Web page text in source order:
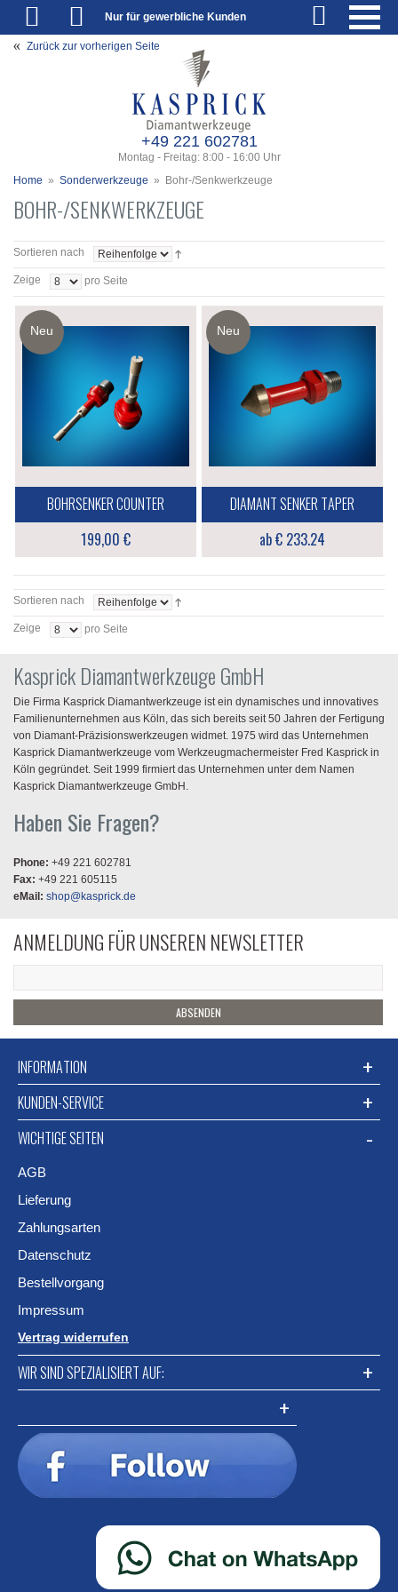
Nur für gewerbliche Kunden
+49 221 602781
Montag - Freitag: 8:00 - 16:00 Uhr
Home » Sonderwerkzeuge » Bohr-/Senkwerkzeuge
Zurück zur vorherigen Seite
BOHR-/SENKWERKZEUGE
Sortieren nach
Zeige pro Seite
Neu
BOHRSENKER COUNTER
199,00 €
Neu
DIAMANT SENKER TAPER
ab € 233.24
Sortieren nach
Zeige pro Seite
Kasprick Diamantwerkzeuge GmbH
Die Firma Kasprick Diamantwerkzeuge ist ein dynamisches und innovatives
Familienunternehmen aus Köln, das sich bereits seit 50 Jahren der Fertigung
von Diamant-Präzisionswerkzeugen widmet. 1975 wird das Unternehmen
Kasprick Diamantwerkzeuge vom Werkzeugmachermeister Fred Kasprick in
Köln gegründet. Seit 1999 firmiert das Unternehmen unter dem Namen
Kasprick Diamantwerkzeuge GmbH.
Haben Sie Fragen?
Phone: +49 221 602781
Fax: +49 221 605115
eMail: shop@kasprick.de
ANMELDUNG FÜR UNSEREN NEWSLETTER
ABSENDEN
INFORMATION
KUNDEN-SERVICE
WICHTIGE SEITEN
AGB
Lieferung
Zahlungsarten
Datenschutz
Bestellvorgang
Impressum
Vertrag widerrufen
WIR SIND SPEZIALISIERT AUF: